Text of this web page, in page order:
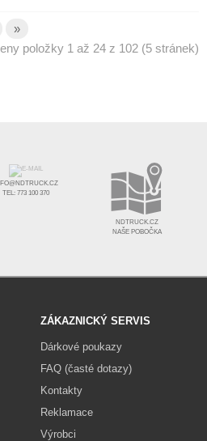
»
položky 1 až 24 z 102 (5 stránek)
TEL: 773 100 370
NDTRUCK.CZ
NAŠE POBOČKA
ZÁKAZNICKÝ SERVIS
Dárkové poukazy
FAQ (časté dotazy)
Kontakty
Reklamace
Výrobci